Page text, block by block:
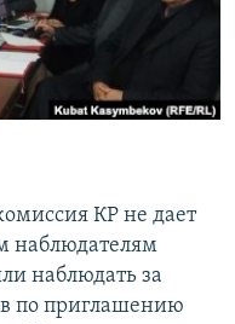
КР не дает
наблюдателям
наблюдать за
по приглашению